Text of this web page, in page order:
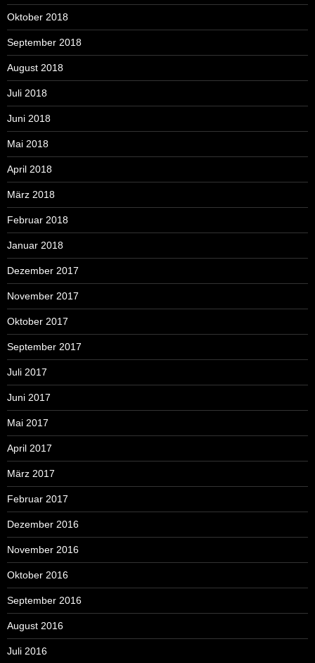
Oktober 2018
September 2018
August 2018
Juli 2018
Juni 2018
Mai 2018
April 2018
März 2018
Februar 2018
Januar 2018
Dezember 2017
November 2017
Oktober 2017
September 2017
Juli 2017
Juni 2017
Mai 2017
April 2017
März 2017
Februar 2017
Dezember 2016
November 2016
Oktober 2016
September 2016
August 2016
Juli 2016